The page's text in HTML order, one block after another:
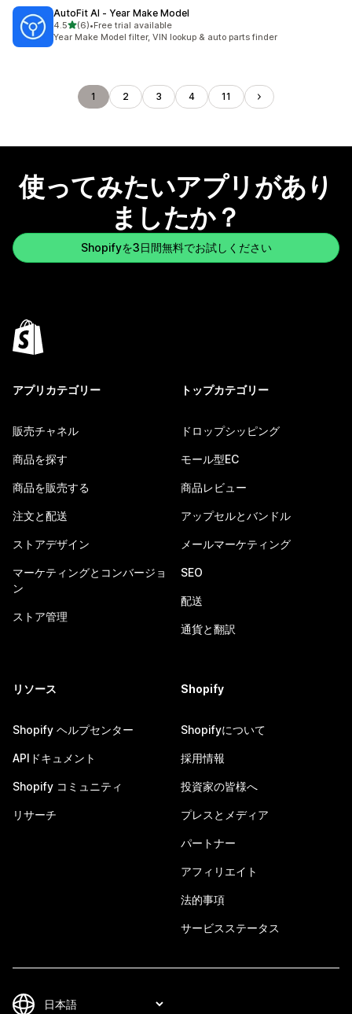
AutoFit AI ‑ Year Make Model
4.55つ星中
(6)
合計レビュー数：6件
•Free trial available
Year Make Model filter, VIN lookup & auto parts finder
1 2 3 4 11
使ってみたいアプリがあり
ましたか？
Shopifyを3日間無料でお試しください
アプリカテゴリー
販売チャネル
商品を探す
商品を販売する
注文と配送
ストアデザイン
マーケティングとコンバージョ
ン
ストア管理
トップカテゴリー
ドロップシッピング
モール型EC
商品レビュー
アップセルとバンドル
メールマーケティング
SEO
配送
通貨と翻訳
リソース
Shopify ヘルプセンター
APIドキュメント
Shopify コミュニティ
リサーチ
Shopify
Shopifyについて
採用情報
投資家の皆様へ
プレスとメディア
パートナー
アフィリエイト
法的事項
サービスステータス